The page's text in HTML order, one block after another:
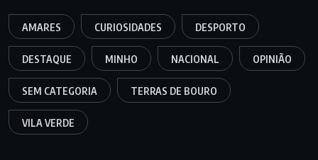
AMARES CURIOSIDADES DESPORTO
DESTAQUE MINHO NACIONAL OPINIÃO
SEM CATEGORIA TERRAS DE BOURO
VILA VERDE